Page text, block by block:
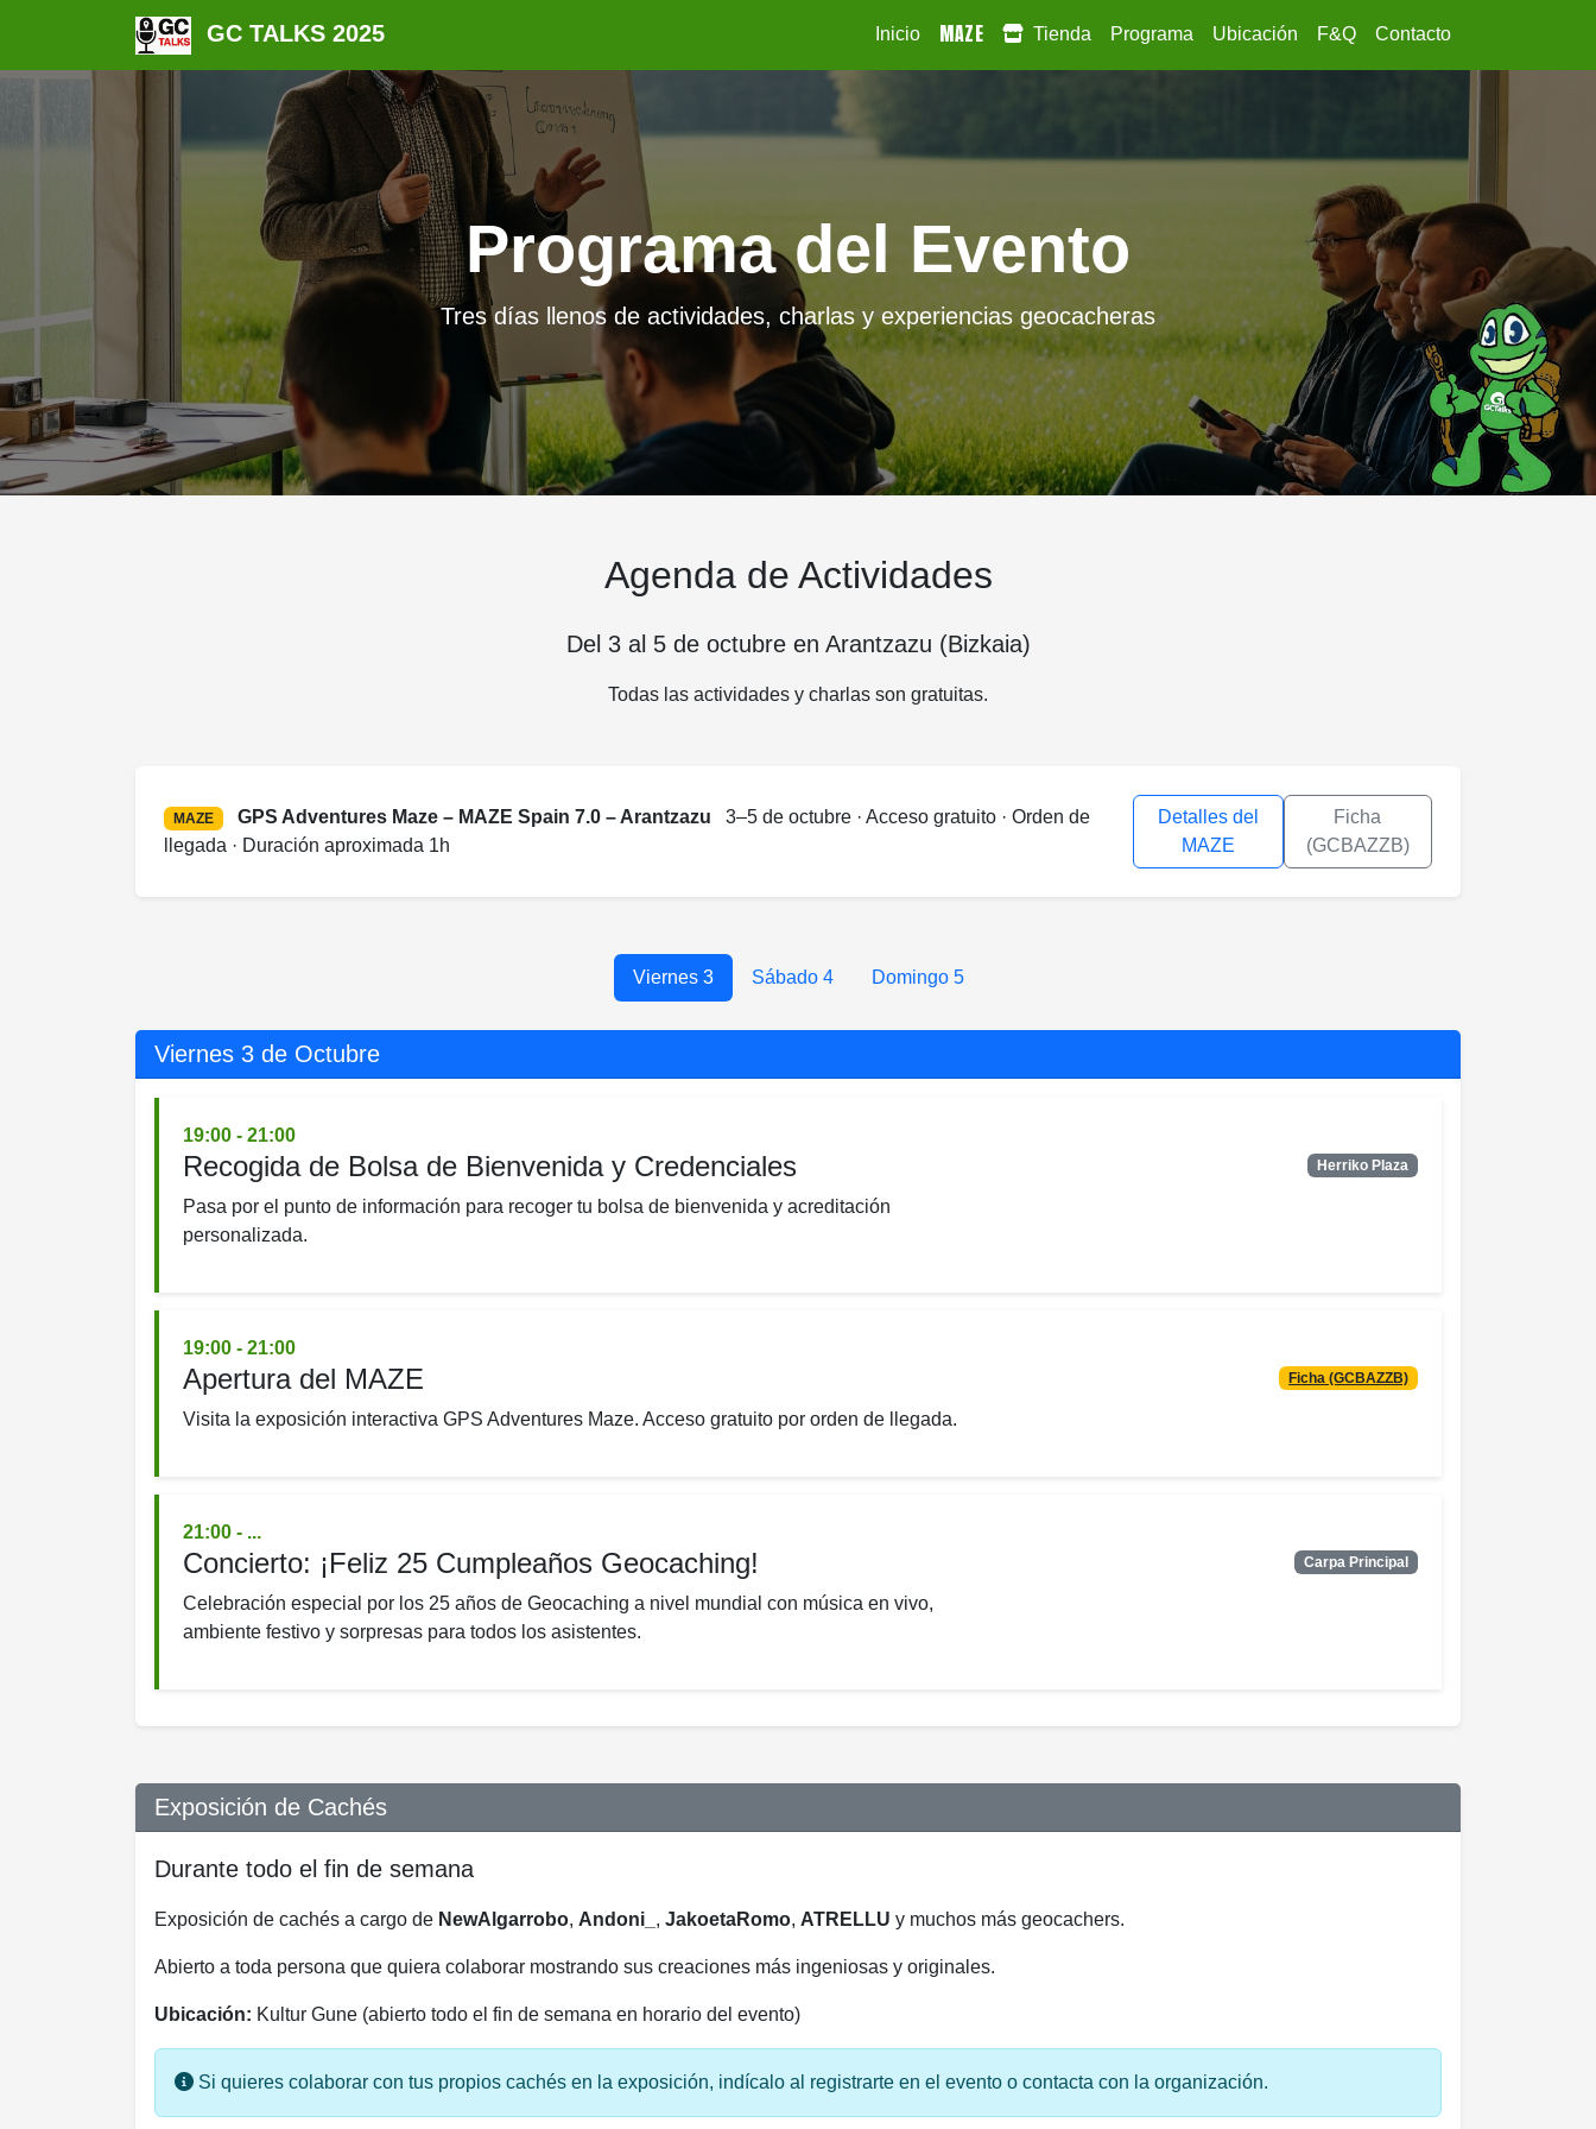
GC TALKS 2025 Inicio MAZE Tienda Programa Ubicación F&Q Contacto
Programa del Evento
Tres días llenos de actividades, charlas y experiencias geocacheras
Agenda de Actividades
Del 3 al 5 de octubre en Arantzazu (Bizkaia)
Todas las actividades y charlas son gratuitas.
MAZE GPS Adventures Maze – MAZE Spain 7.0 – Arantzazu
3–5 de octubre · Acceso gratuito · Orden de
llegada · Duración aproximada 1h
Detalles del
MAZE
Ficha
(GCBAZZB)
Viernes 3 Sábado 4 Domingo 5
Viernes 3 de Octubre
19:00 - 21:00
Recogida de Bolsa de Bienvenida y Credenciales
Pasa por el punto de información para recoger tu bolsa de bienvenida y acreditación
personalizada.
Herriko Plaza
19:00 - 21:00
Apertura del MAZE
Visita la exposición interactiva GPS Adventures Maze. Acceso gratuito por orden de llegada.
Ficha (GCBAZZB)
21:00 - ...
Concierto: ¡Feliz 25 Cumpleaños Geocaching!
Celebración especial por los 25 años de Geocaching a nivel mundial con música en vivo,
ambiente festivo y sorpresas para todos los asistentes.
Carpa Principal
Exposición de Cachés
Durante todo el fin de semana
Exposición de cachés a cargo de NewAlgarrobo, Andoni_ , JakoetaRomo, ATRELLU y muchos más geocachers.
Abierto a toda persona que quiera colaborar mostrando sus creaciones más ingeniosas y originales.
Ubicación: Kultur Gune (abierto todo el fin de semana en horario del evento)
Si quieres colaborar con tus propios cachés en la exposición, indícalo al registrarte en el evento o contacta con la organización.